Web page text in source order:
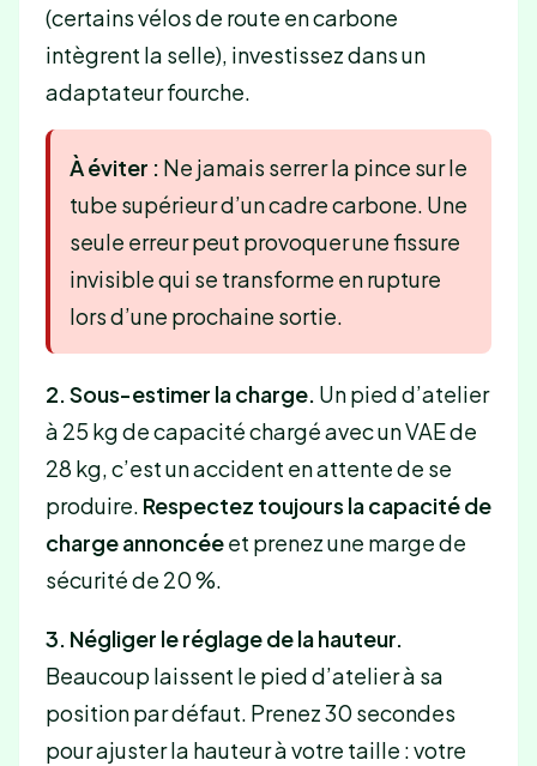
(certains vélos de route en carbone
intègrent la selle), investissez dans un
adaptateur fourche.
À éviter : Ne jamais serrer la pince sur le
tube supérieur d’un cadre carbone. Une
seule erreur peut provoquer une fissure
invisible qui se transforme en rupture
lors d’une prochaine sortie.
2. Sous-estimer la charge. Un pied d’atelier
à 25 kg de capacité chargé avec un VAE de
28 kg, c’est un accident en attente de se
produire. Respectez toujours la capacité de
charge annoncéeet prenez une marge de
sécurité de 20 %.
3. Négliger le réglage de la hauteur.
Beaucoup laissent le pied d’atelier à sa
position par défaut. Prenez 30 secondes
pour ajuster la hauteur à votre taille : votre